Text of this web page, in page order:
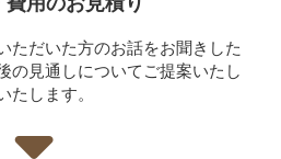
ただいた方のお話をお聞きした
の見通しについてご提案いたし
たします。